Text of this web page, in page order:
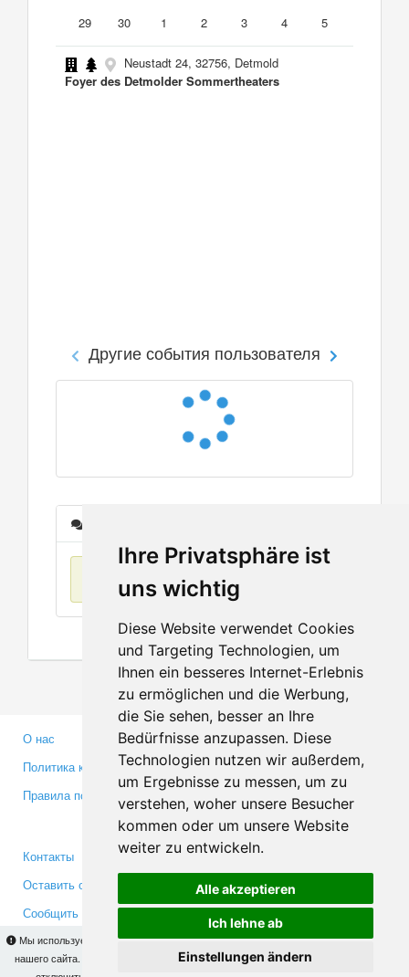
Ihre Privatsphäre ist
uns wichtig
Diese Website verwendet Cookies
und Targeting Technologien, um
Ihnen ein besseres Internet-Erlebnis
zu ermöglichen und die Werbung,
die Sie sehen, besser an Ihre
Bedürfnisse anzupassen. Diese
Technologien nutzen wir außerdem,
um Ergebnisse zu messen, um zu
verstehen, woher unsere Besucher
kommen oder um unsere Website
weiter zu entwickeln.
Alle akzeptieren
Ich lehne ab
Einstellungen ändern
Мы используем cookies для того, чтобы Вы могли использовать весь функционал
нашего сайта. На
Вы сможете узнать подробности и, при желании,
29
30 1 2 3 4 5
Neustadt 24, 32756, Detmold
Foyer des Detmolder Sommertheaters
Другие события пользователя
О нас
Политика конфиденциальности
Правила пользования
Партнерам
Инвесторам
Медиа
Контакты
Оставить отзыв
Сообщить об ошибке
Facebook
Twitter
YouTube
Google+